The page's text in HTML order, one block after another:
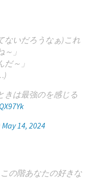
ないだろうなぁ)これ
」
だ～」
きは最強の‌‌‌を感じる
May 14, 2024
の階あなたの好きな